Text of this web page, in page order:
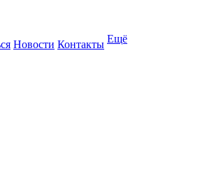
Новости Контакты Ещё